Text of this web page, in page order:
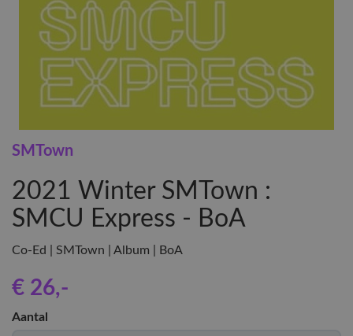
SMTown
2021 Winter SMTown :
SMCU Express - BoA
Co-Ed | SMTown | Album | BoA
€ 26,-
Aantal